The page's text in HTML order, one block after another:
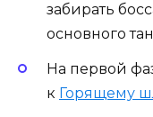
забирать
основного
На первой
к Горящему